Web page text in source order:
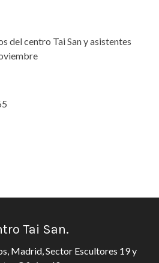
del centro Tai San y asistentes
Tai San.
Madrid, Sector Escultores 19 y